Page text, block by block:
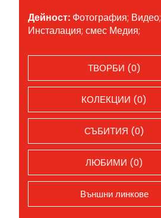
Дейност: Фотография; Видео;
Инсталация; смес Медия;
ТВОРБИ (0)
КОЛЕКЦИИ (0)
СЪБИТИЯ (0)
ЛЮБИМИ (0)
Външни линкове